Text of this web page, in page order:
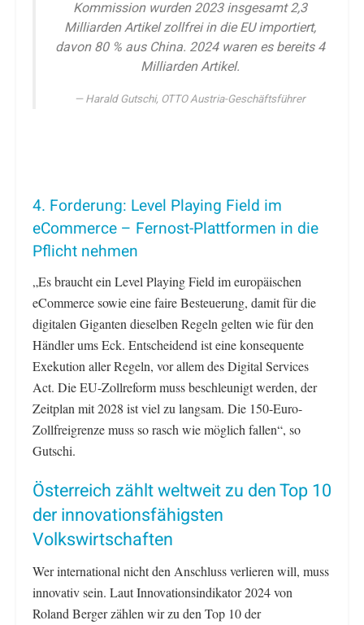
Kommission wurden 2023 insgesamt 2,3
Milliarden Artikel zollfrei in die EU importiert,
davon 80 % aus China. 2024 waren es bereits 4
Milliarden Artikel.
Harald Gutschi, OTTO Austria-Geschäftsführer
4. Forderung: Level Playing Field im
eCommerce – Fernost-Plattformen in die
Pflicht nehmen
„Es braucht ein Level Playing Field im europäischen
eCommerce sowie eine faire Besteuerung, damit für die
digitalen Giganten dieselben Regeln gelten wie für den
Händler ums Eck. Entscheidend ist eine konsequente
Exekution aller Regeln, vor allem des Digital Services
Act. Die EU-Zollreform muss beschleunigt werden, der
Zeitplan mit 2028 ist viel zu langsam. Die 150-Euro-
Zollfreigrenze muss so rasch wie möglich fallen“, so
Gutschi.
Österreich zählt weltweit zu den Top 10
der innovationsfähigsten
Volkswirtschaften
Wer international nicht den Anschluss verlieren will, muss
innovativ sein. Laut Innovationsindikator 2024 von
Roland Berger zählen wir zu den Top 10 der